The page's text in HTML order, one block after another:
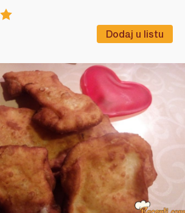
Dodaj u listu